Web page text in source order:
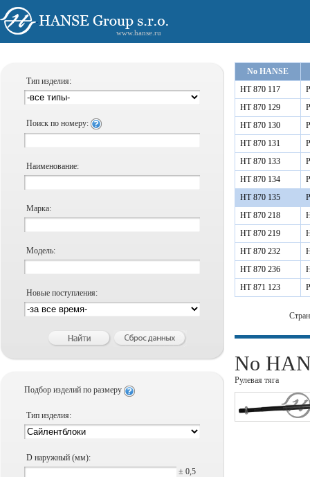
www.hanse.ru
Тип изделия:
Поиск по номеру:
Наименование:
Марка:
Модель:
Новые поступления:
Подбор изделий по размеру
Тип изделия:
D наружный (мм):
± 0,5
No HANSE
HT 870 117
HT 870 129
HT 870 130
HT 870 131
HT 870 133
HT 870 134
HT 870 135
HT 870 218
HT 870 219
HT 870 232
HT 870 236
HT 871 123
No
Рулевая тяга